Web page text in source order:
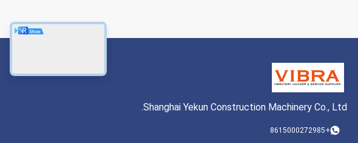
Shanghai Yekun Construction Machinery Co., Ltd.
+8615000272985